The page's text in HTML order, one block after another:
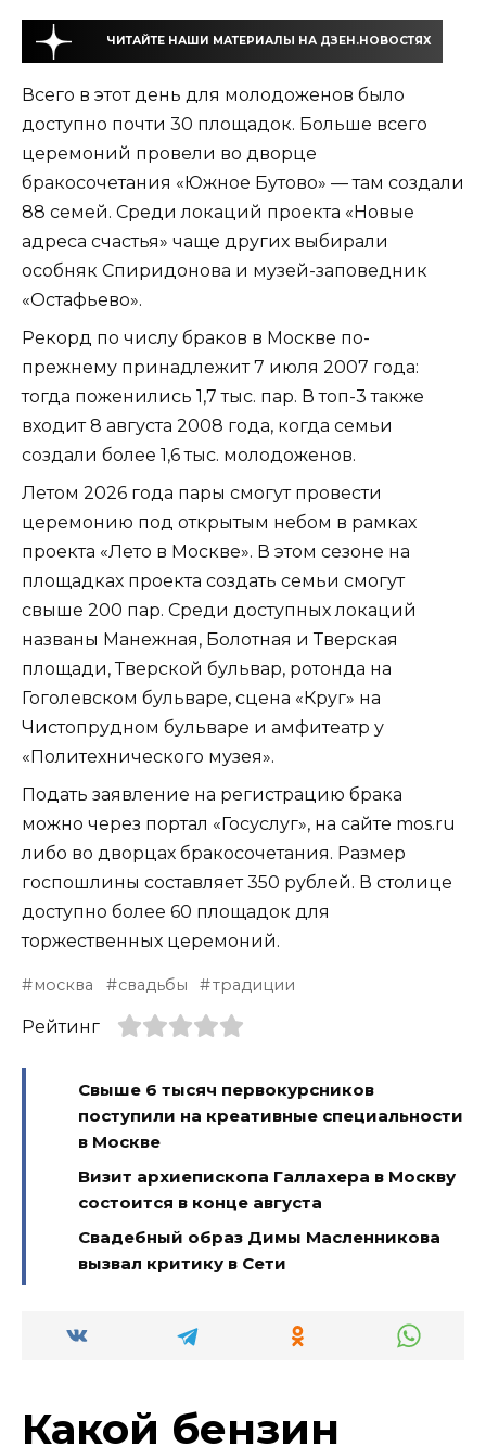
ЧИТАЙТЕ НАШИ МАТЕРИАЛЫ НА ДЗЕН.НОВОСТЯХ
Всего в этот день для молодоженов было
доступно почти 30 площадок. Больше всего
церемоний провели во дворце
бракосочетания «Южное Бутово» — там создали
88 семей. Среди локаций проекта «Новые
адреса счастья» чаще других выбирали
особняк Спиридонова и музей-заповедник
«Остафьево».
Рекорд по числу браков в Москве по-
прежнему принадлежит 7 июля 2007 года:
тогда поженились 1,7 тыс. пар. В топ-3 также
входит 8 августа 2008 года, когда семьи
создали более 1,6 тыс. молодоженов.
Летом 2026 года пары смогут провести
церемонию под открытым небом в рамках
проекта «Лето в Москве». В этом сезоне на
площадках проекта создать семьи смогут
свыше 200 пар. Среди доступных локаций
названы Манежная, Болотная и Тверская
площади, Тверской бульвар, ротонда на
Гоголевском бульваре, сцена «Круг» на
Чистопрудном бульваре и амфитеатр у
«Политехнического музея».
Подать заявление на регистрацию брака
можно через портал «Госуслуг», на сайте mos.ru
либо во дворцах бракосочетания. Размер
госпошлины составляет 350 рублей. В столице
доступно более 60 площадок для
торжественных церемоний.
москва свадьбы традиции
Рейтинг
Свыше 6 тысяч первокурсников
поступили на креативные специальности
в Москве
Визит архиепископа Галлахера в Москву
состоится в конце августа
Свадебный образ Димы Масленникова
вызвал критику в Сети
Какой бензин